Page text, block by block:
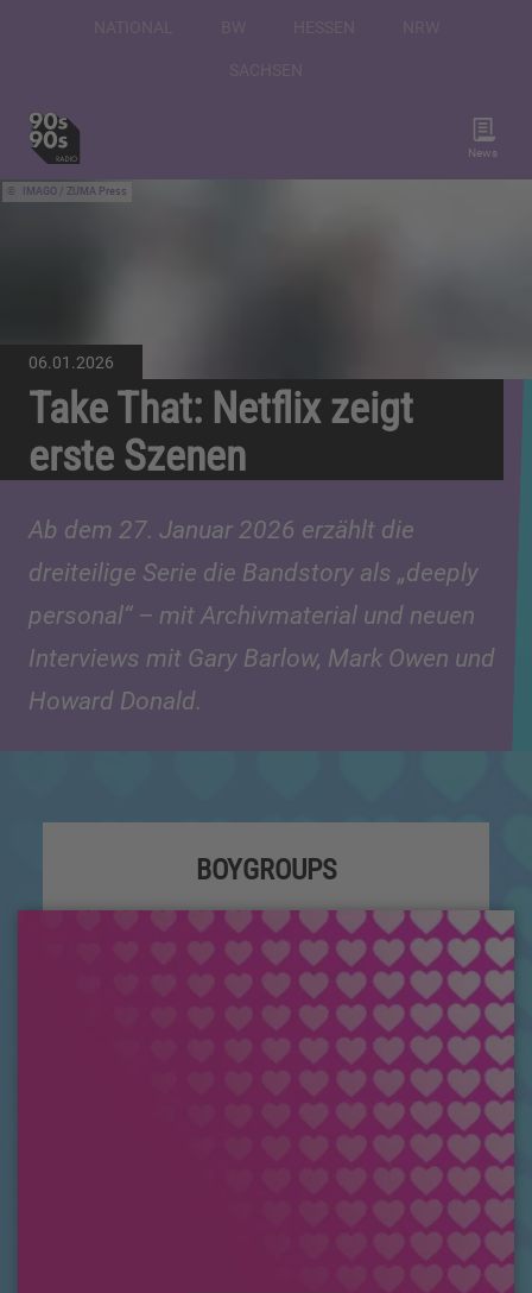
News
IMAGO / ZUMA Press
06.01.2026
Take That: Netflix zeigt
erste Szenen
Ab dem 27. Januar 2026 erzählt die
dreiteilige Serie die Bandstory als „deeply
personal“ – mit Archivmaterial und neuen
Interviews mit Gary Barlow, Mark Owen und
Howard Donald.
BOYGROUPS